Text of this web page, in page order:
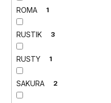
ROMA 1
RUSTIK 3
RUSTY 1
SAKURA 2